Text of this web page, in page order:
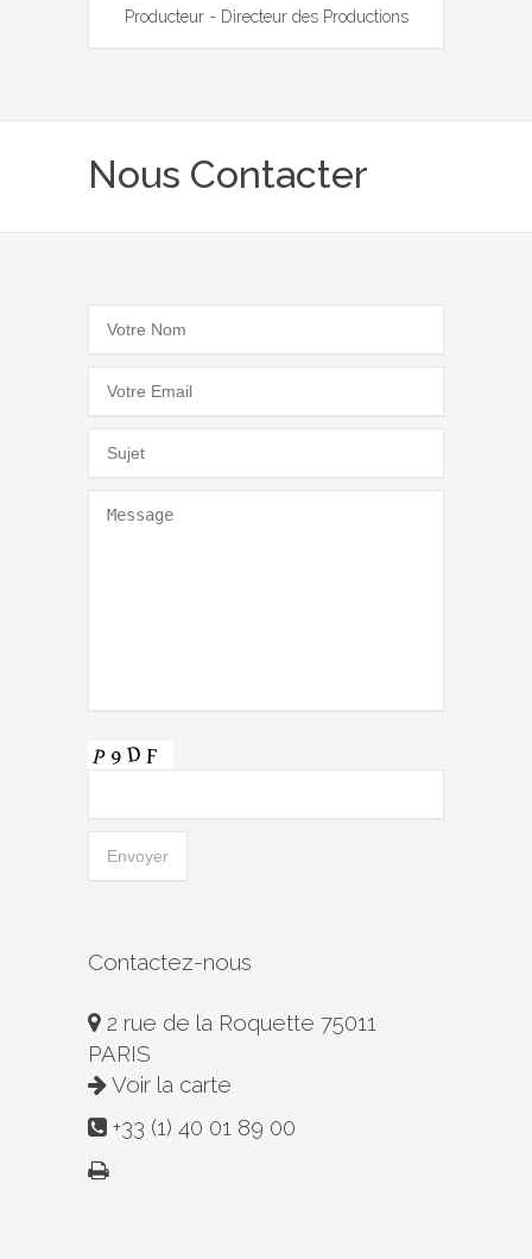
Producteur - Directeur des Productions
Nous Contacter
Contactez-nous
2 rue de la Roquette 75011
PARIS
Voir la carte
+33 (1) 40 01 89 00